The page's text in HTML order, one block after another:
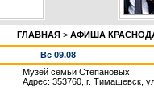
ГЛАВНАЯ > АФИША
Вс 09.08
Музей семьи Степановых
Адрес: 353760, г. Тимашевск,